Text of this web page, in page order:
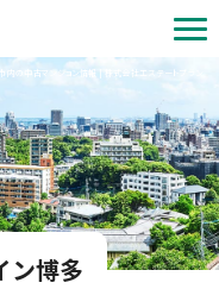
内の中古マンション情報 | 株式会社エステートプラン
ン博多